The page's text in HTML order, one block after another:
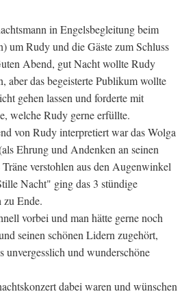
in Engelsbegleitung beim
um Rudy und die Gäste zum Schluss
Abend, gut Nacht wollte Rudy
aber das begeisterte Publikum wollte
gehen lassen und forderte mit
welche Rudy gerne erfüllte.
von Rudy interpretiert war das Wolga
Ehrung und Andenken an seinen
verstohlen aus den Augenwinkel
Nacht" ging das 3 stündige
Ende.
vorbei und man hätte gerne noch
seinen schönen Lidern zugehört,
und wunderschöne
dabei waren und wünschen